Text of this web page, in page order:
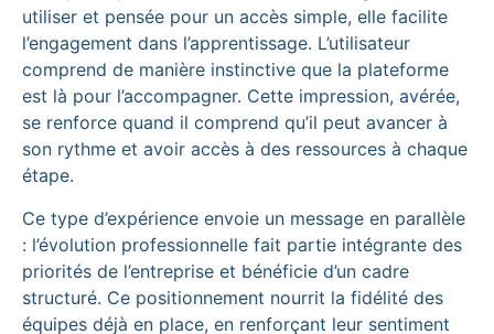
utiliser et pensée pour un accès simple, elle facilite
l’engagement dans l’apprentissage. L’utilisateur
comprend de manière instinctive que la plateforme
est là pour l’accompagner. Cette impression, avérée,
se renforce quand il comprend qu’il peut avancer à
son rythme et avoir accès à des ressources à chaque
étape.
Ce type d’expérience envoie un message en parallèle
: l’évolution professionnelle fait partie intégrante des
priorités de l’entreprise et bénéficie d’un cadre
structuré. Ce positionnement nourrit la fidélité des
équipes déjà en place, en renforçant leur sentiment